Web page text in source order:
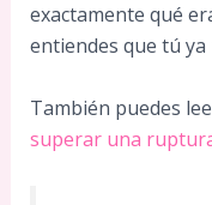
exactamente qué
entiendes que tú
También puedes
superar una